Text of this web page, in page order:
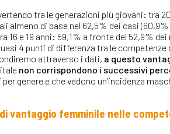
tra le generazioni più giovani: tra
almeno di base nel 62,5% dei casi
16 e 19 anni: 59,1% a fronte del 52,9% dei
4 punti di differenza tra le
attraverso i dati, a questo
non corrispondono i successivi
genere e che vedono un’incidenza
vantaggio femminile nelle